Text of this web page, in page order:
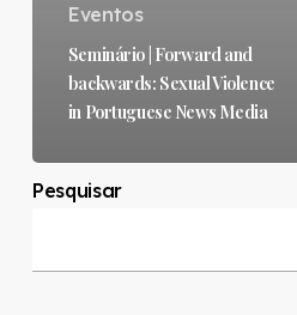
Eventos
Seminário | Forward and
backwards: Sexual Violence
in Portuguese News Media
Pesquisar